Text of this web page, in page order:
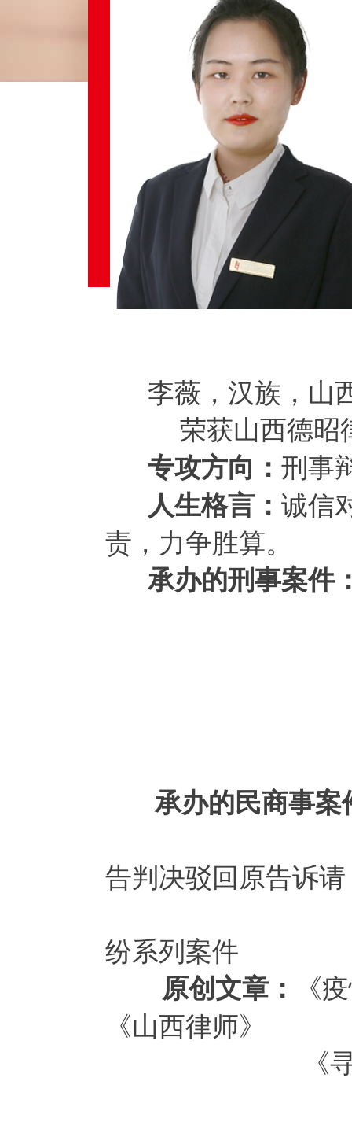
李薇，汉族，山
荣获山西德昭
专攻方向： 刑事
人生格言： 诚信
责，力争胜算。
承办的刑事案件
承办的民商事案
告判决驳回原告诉请
纷系列案件
原创文章：
《
《山西律师》
《寻衅滋事